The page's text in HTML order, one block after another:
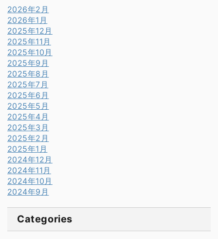
2026年2月
2026年1月
2025年12月
2025年11月
2025年10月
2025年9月
2025年8月
2025年7月
2025年6月
2025年5月
2025年4月
2025年3月
2025年2月
2025年1月
2024年12月
2024年11月
2024年10月
2024年9月
Categories